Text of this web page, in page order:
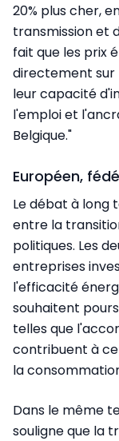
20% plus cher,
transmission et
fait que les prix
directement sur
leur capacité
l'emploi et
Belgique."
Européen,
Le débat à long
entre la
politiques. Les
entreprises
l'efficacité
souhaitent
telles que
contribuent à
la
Dans le même
souligne que la